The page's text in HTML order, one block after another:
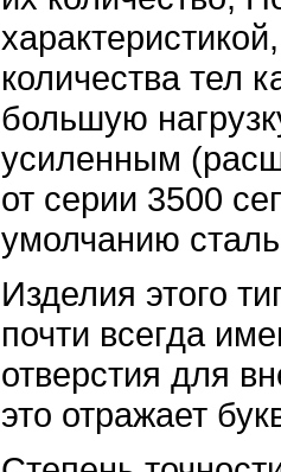
количества тел
большую
усиленным
от серии 3500
умолчанию
Изделия этого
почти всегда
отверстия для
это отражает